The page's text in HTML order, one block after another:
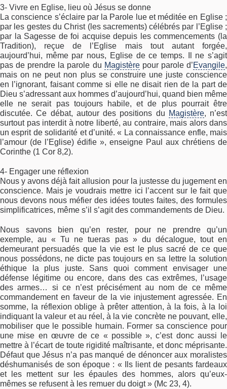
3- Vivre en Eglise, lieu où Jésus se donne
La conscience s’éclaire par la Parole lue et méditée en Eglise ;
par les gestes du Christ (les sacrements) célébrés par l’Eglise ;
par la Sagesse de foi acquise depuis les commencements (la
Tradition), reçue de l’Eglise mais tout autant forgée,
aujourd’hui, même par nous, Eglise de ce temps. Il ne s’agit
pas de prendre la parole du Magistèrepour parole d’Evangile,
mais on ne peut non plus se construire une juste conscience
en l’ignorant, faisant comme si elle ne disait rien de la part de
Dieu s’adressant aux hommes d’aujourd’hui, quand bien même
elle ne serait pas toujours habile, et de plus pourrait être
discutée. Ce débat, autour des positions du Magistère, n’est
surtout pas interdit à notre liberté, au contraire, mais alors dans
un esprit de solidarité et d’unité. « La connaissance enfle, mais
l’amour (de l’Eglise) édifie », enseigne Paul aux chrétiens de
Corinthe (1 Cor 8,2).
4- Engager une réflexion
Nous y avons déjà fait allusion pour la justesse du jugement en
conscience. Mais je voudrais mettre ici l’accent sur le fait que
nous devons nous méfier des idées toutes faites, des formules
simplificatrices, même s’il s’agit des commandements de Dieu.
Nous savons bien qu’en rester, pour ne prendre qu’un
exemple, au « Tu ne tueras pas » du décalogue, tout en
demeurant persuadés que la vie est le plus sacré de ce que
nous possédons, ne dicte pas toujours en sa lettre la solution
éthique la plus juste. Sans quoi comment envisager une
défense légitime ou encore, dans des cas extrêmes, l’usage
des armes… si ce n’est précisément au nom de ce même
commandement en faveur de la vie injustement agressée. En
somme, la réflexion oblige à prêter attention, à la fois, à la loi
indiquant la valeur et au réel, à la vie concrète ne pouvant, elle,
mobiliser que le possible humain. Former sa conscience pour
une mise en œuvre de ce « possible », c’est donc aussi le
mettre à l’écart de toute rigidité maîtrisante, et donc méprisante.
Défaut que Jésus n’a pas manqué de dénoncer aux moralistes
déshumanisés de son époque : « Ils lient de pesants fardeaux
et les mettent sur les épaules des hommes, alors qu’eux-
mêmes se refusent à les remuer du doigt » (Mc 23, 4).